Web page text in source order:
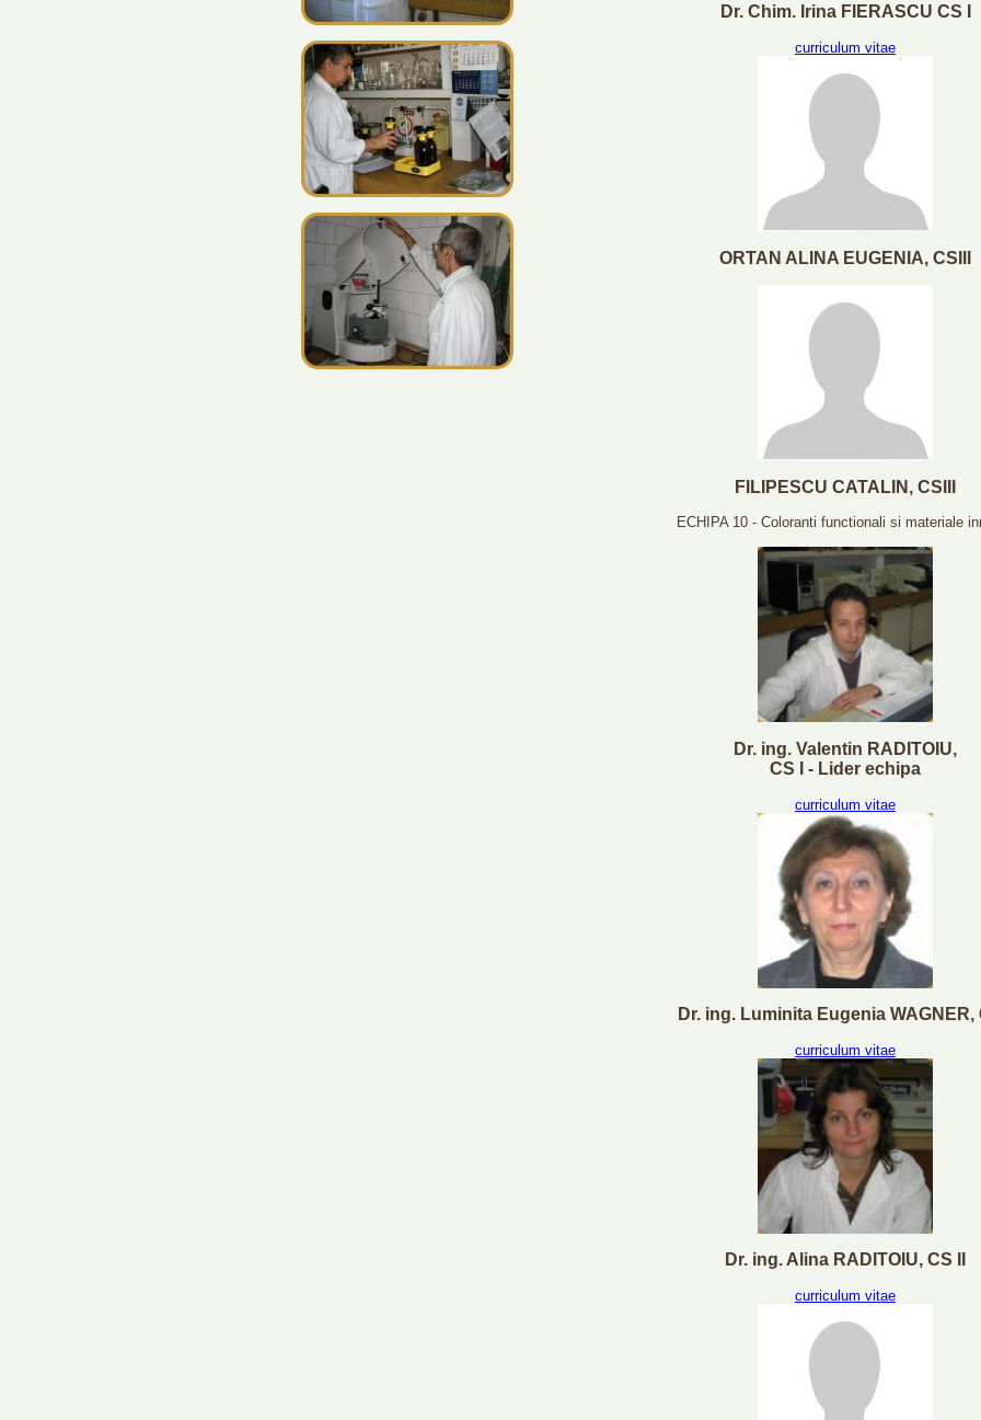
Dr. Chim. Irina FIERASCU CS I
curriculum vitae
ORTAN ALINA EUGENIA, CSIII
FILIPESCU CATALIN, CSIII
ECHIPA 10 - Coloranti functionali si materiale
Dr. ing. Valentin RADITOIU,
CS I - Lider echipa
curriculum vitae
Dr. ing. Luminita Eugenia WAGNER,
curriculum vitae
Dr. ing. Alina RADITOIU, CS II
curriculum vitae